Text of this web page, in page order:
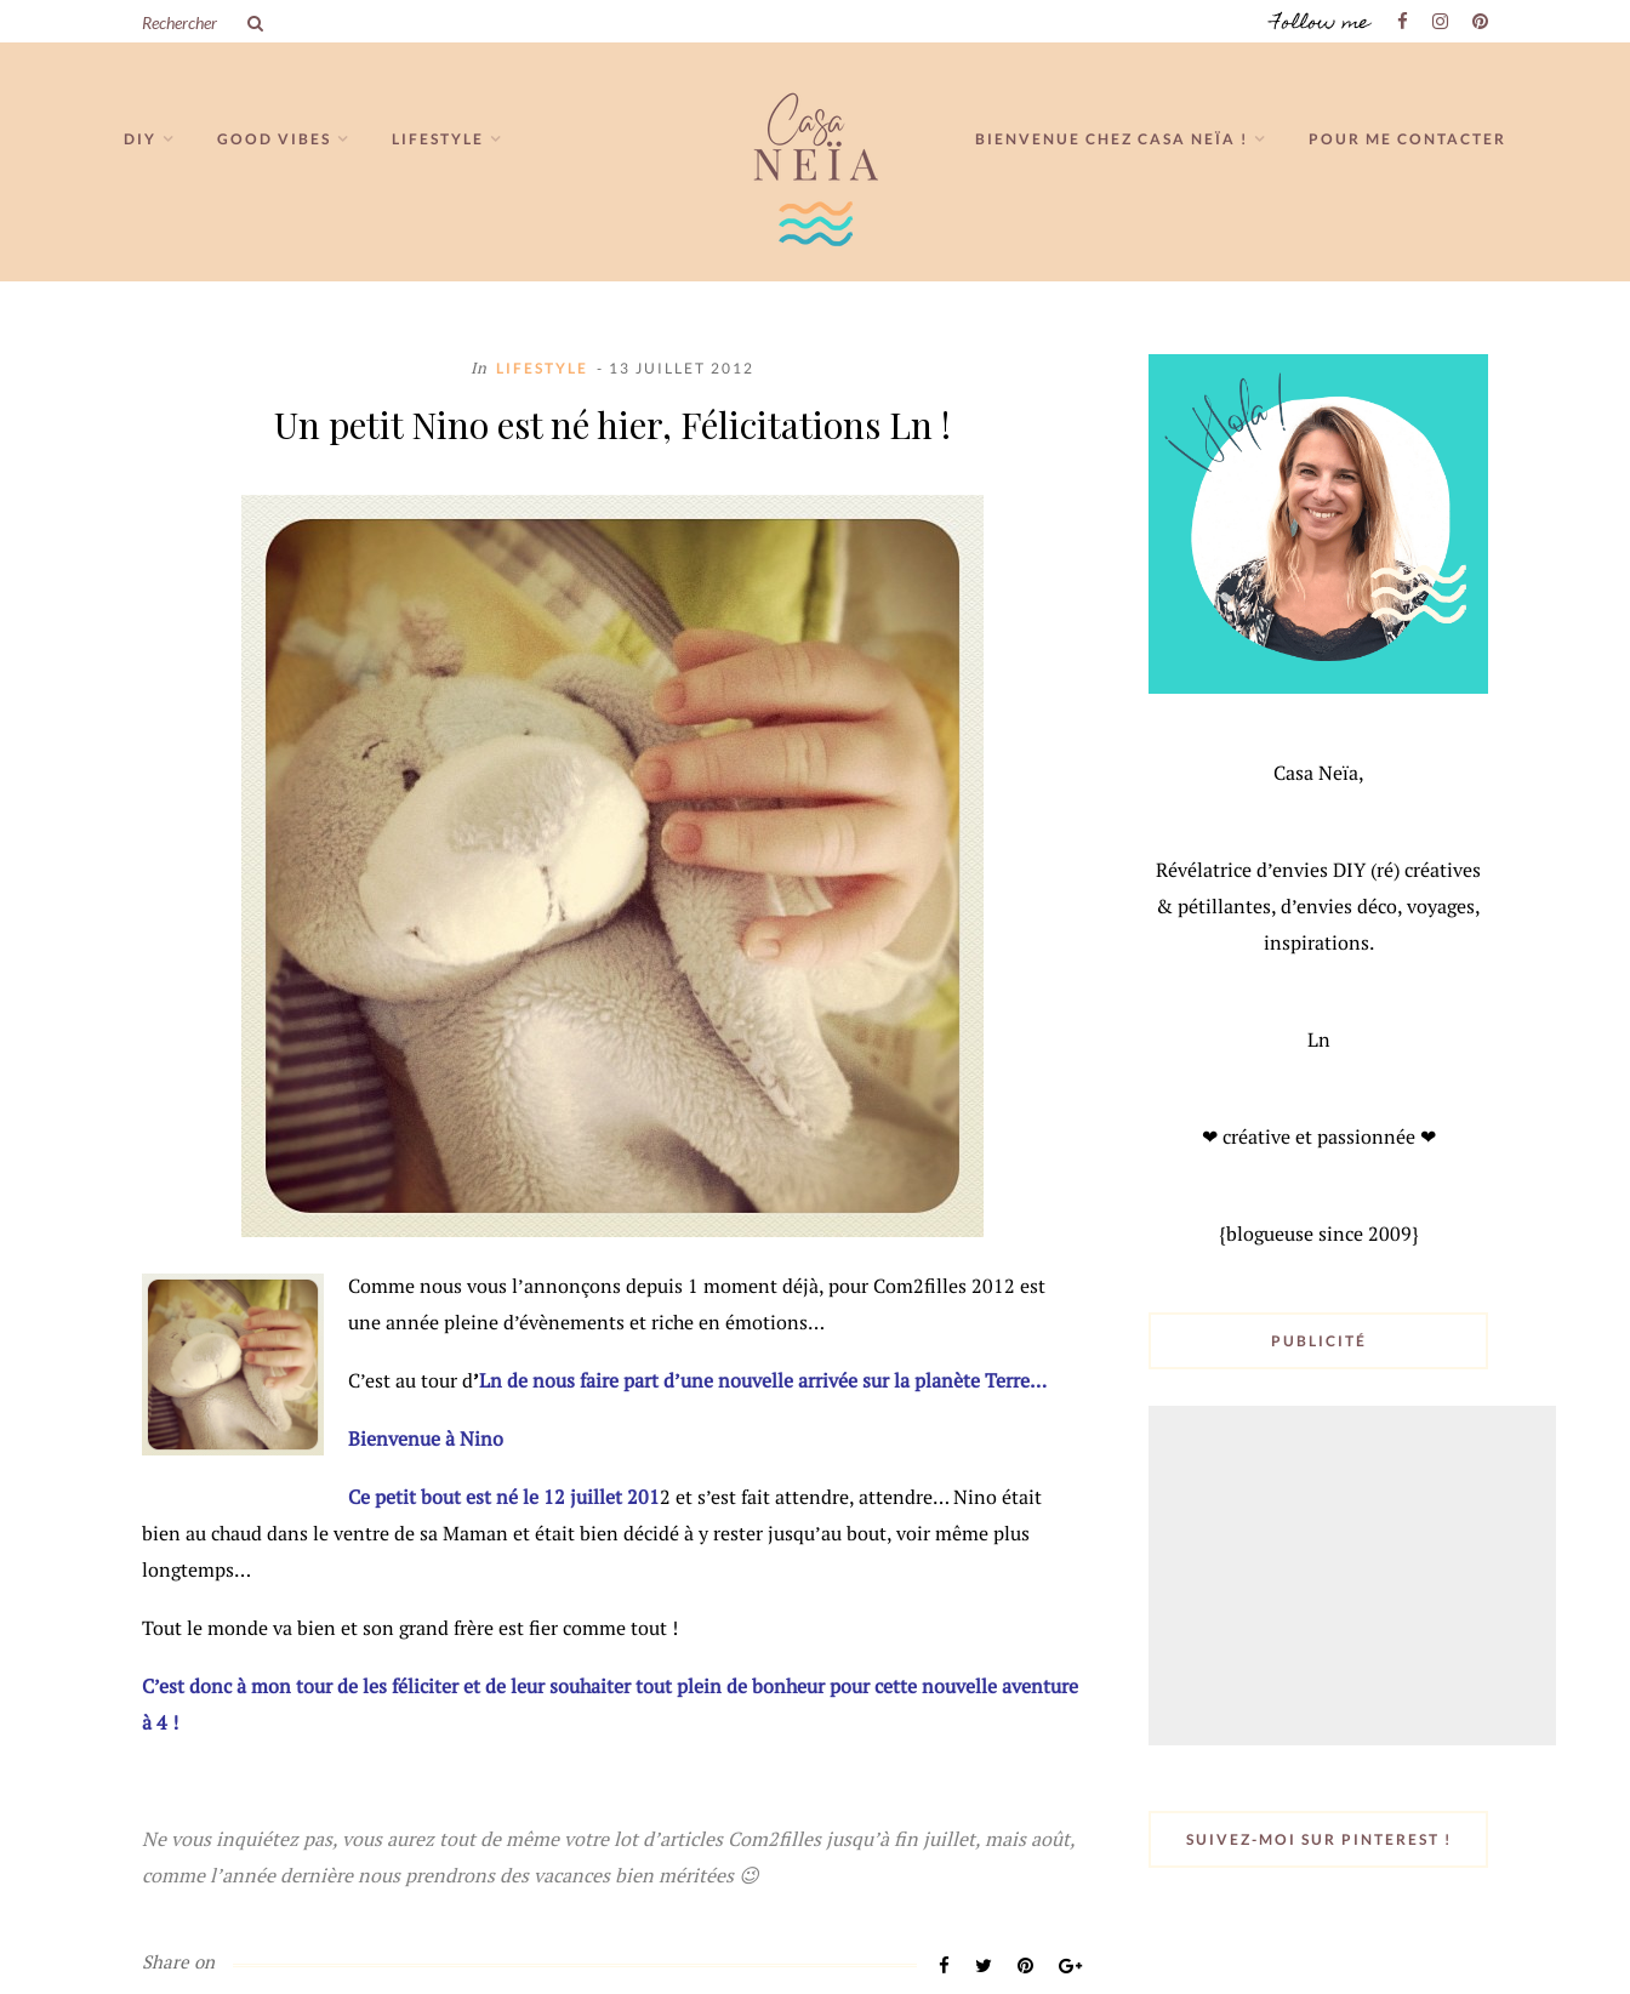
Follow me
DIY GOOD VIBES LIFESTYLE BIENVENUE CHEZ CASA NEÏA ! POUR ME CONTACTER
In LIFESTYLE - 13 JUILLET 2012
Un petit Nino est né hier, Félicitations Ln !
Comme nous vous l’annonçons depuis 1 moment déjà, pour Com2filles 2012 est
une année pleine d’évènements et riche en émotions…
C’est au tour d’Ln de nous faire part d’une nouvelle arrivée sur la planète Terre…
Bienvenue à Nino
Ce petit bout est né le 12 juillet 2012 et s’est fait attendre, attendre… Nino était
bien au chaud dans le ventre de sa Maman et était bien décidé à y rester jusqu’au bout, voir même plus
longtemps…
Tout le monde va bien et son grand frère est fier comme tout !
C’est donc à mon tour de les féliciter et de leur souhaiter tout plein de bonheur pour cette nouvelle aventure
à 4 !
Ne vous inquiétez pas, vous aurez tout de même votre lot d’articles Com2filles jusqu’à fin juillet, mais août,
comme l’année dernière nous prendrons des vacances bien méritées 😉
Share on
Casa Neïa,
Révélatrice d’envies DIY (ré) créatives
& pétillantes, d’envies déco, voyages,
inspirations.
Ln
❤ créative et passionnée ❤
{blogueuse since 2009}
PUBLICITÉ
SUIVEZ-MOI SUR PINTEREST !